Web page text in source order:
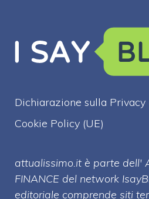
Dichiarazione sulla Privacy
Cookie Policy (UE)
attualissimo.it è parte dell'
FINANCE del network
editoriale comprende siti